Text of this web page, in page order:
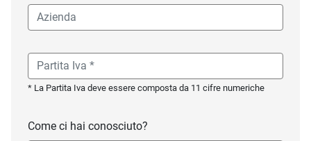
* La Partita Iva deve essere composta da 11 cifre numeriche
Come ci hai conosciuto?